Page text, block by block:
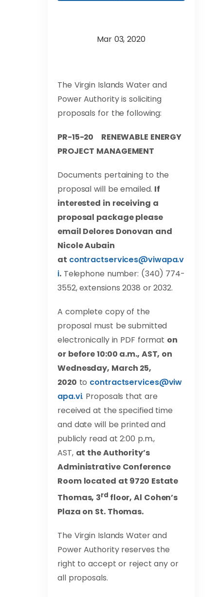
Mar 03, 2020
The Virgin Islands Water and
Power Authority is soliciting
proposals for the following:
PR-15-20 RENEWABLE ENERGY
PROJECT MANAGEMENT
Documents pertaining to the
proposal will be emailed. If
interested in receiving a
proposal package please
email Delores Donovan and
Nicole Aubain
at contractservices@viwapa.v
i.Telephone number: (340) 774-
3552, extensions 2038 or 2032.
A complete copy of the
proposal must be submitted
electronically in PDF format on
or before 10:00 a.m., AST, on
Wednesday, March 25,
2020 to contractservices@viw
apa.vi. Proposals that are
received at the specified time
and date will be printed and
publicly read at 2:00 p.m.,
AST, at the Authority’s
Administrative Conference
Room located at 9720 Estate
Thomas, 3rd floor, Al Cohen’s
Plaza on St. Thomas.
The Virgin Islands Water and
Power Authority reserves the
right to accept or reject any or
all proposals.